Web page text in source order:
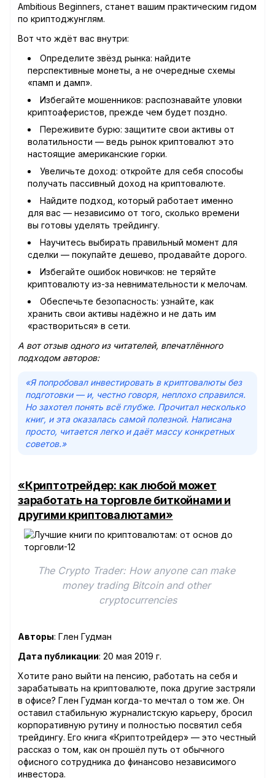
Ambitious Beginners, станет вашим практическим гидом
по криптоджунглям.
Вот что ждёт вас внутри:
Определите звёзд рынка: найдите
перспективные монеты, а не очередные схемы
«памп и дамп».
Избегайте мошенников: распознавайте уловки
криптоаферистов, прежде чем будет поздно.
Переживите бурю: защитите свои активы от
волатильности — ведь рынок криптовалют это
настоящие американские горки.
Увеличьте доход: откройте для себя способы
получать пассивный доход на криптовалюте.
Найдите подход, который работает именно
для вас — независимо от того, сколько времени
вы готовы уделять трейдингу.
Научитесь выбирать правильный момент для
сделки — покупайте дешево, продавайте дорого.
Избегайте ошибок новичков: не теряйте
криптовалюту из-за невнимательности к мелочам.
Обеспечьте безопасность: узнайте, как
хранить свои активы надёжно и не дать им
«раствориться» в сети.
А вот отзыв одного из читателей, впечатлённого
подходом авторов:
«Я попробовал инвестировать в криптовалюты без
подготовки — и, честно говоря, неплохо справился.
Но захотел понять всё глубже. Прочитал несколько
книг, и эта оказалась самой полезной. Написана
просто, читается легко и даёт массу конкретных
советов.»
«Криптотрейдер: как любой может
заработать на торговле биткойнами и
другими криптовалютами»
The Crypto Trader: How anyone can make
money trading Bitcoin and other
cryptocurrencies
Авторы: Глен Гудман
Дата публикации: 20 мая 2019 г.
Хотите рано выйти на пенсию, работать на себя и
зарабатывать на криптовалюте, пока другие застряли
в офисе? Глен Гудман когда-то мечтал о том же. Он
оставил стабильную журналистскую карьеру, бросил
корпоративную рутину и полностью посвятил себя
трейдингу. Его книга «Криптотрейдер» — это честный
рассказ о том, как он прошёл путь от обычного
офисного сотрудника до финансово независимого
инвестора.